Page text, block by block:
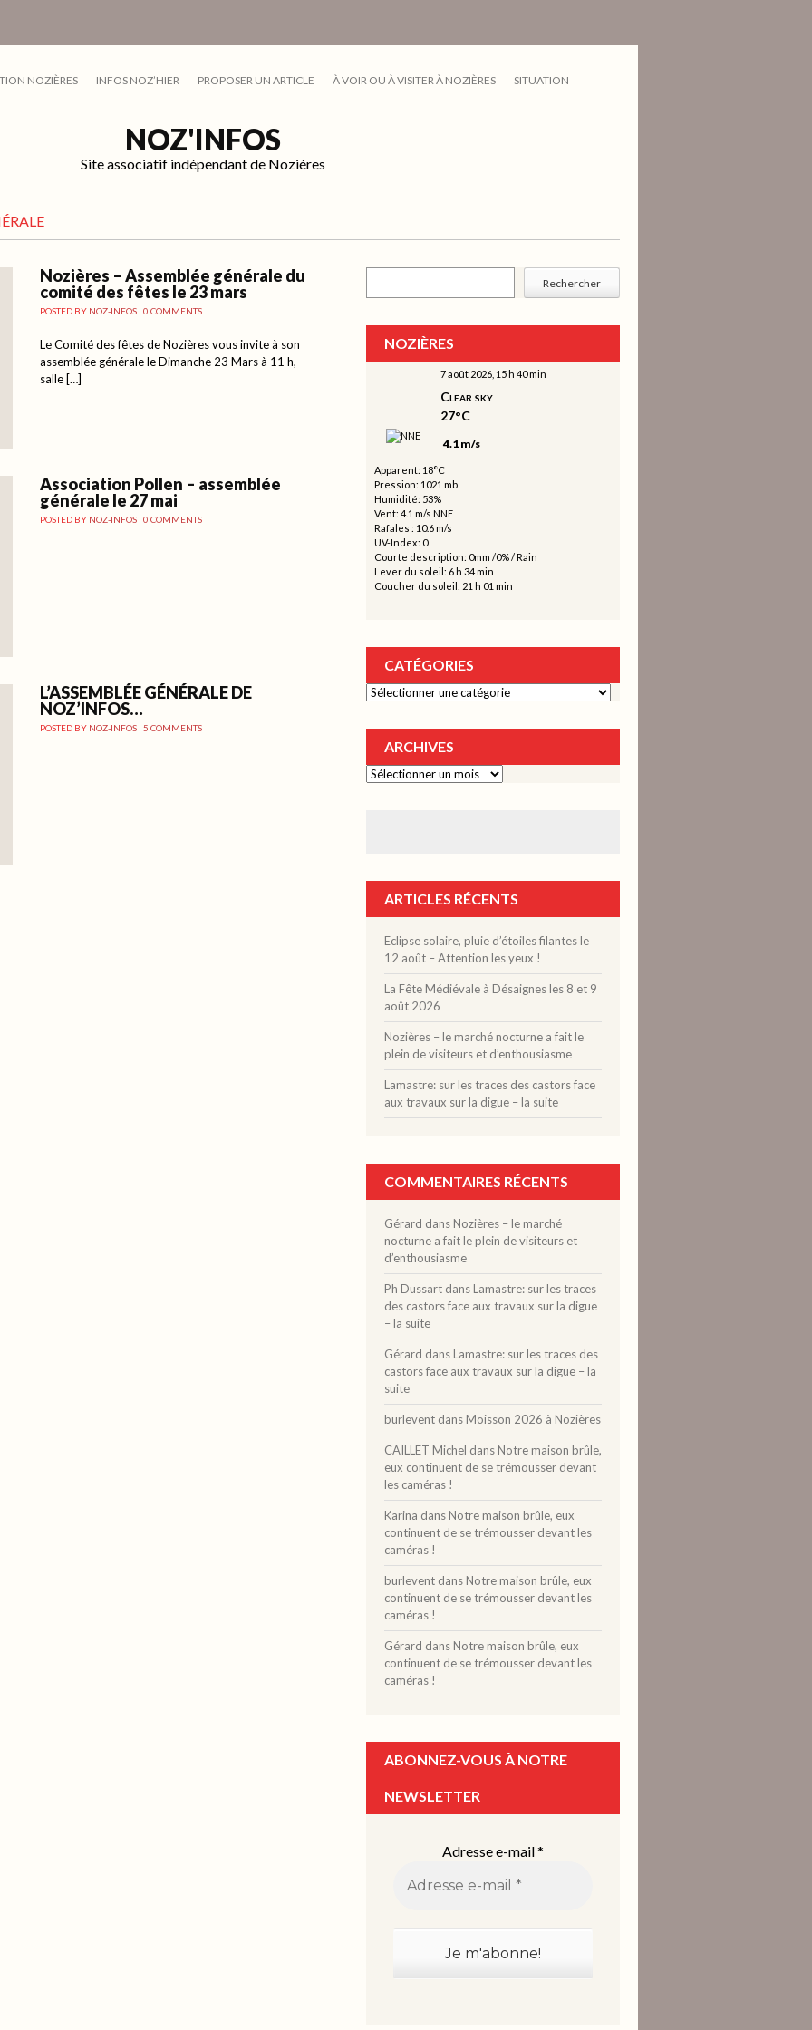
NOZIÈRES INFOS NOZ’HIER PROPOSER UN ARTICLE À VOIR OU À VISITER À NOZIÈRES SITUATION
NOZ'INFOS
Site associatif indépendant de Noziéres
Nozières – Assemblée générale du
comité des fêtes le 23 mars
POSTED BY NOZ-INFOS | 0 COMMENTS
Le Comité des fêtes de Nozières vous invite à son
assemblée générale le Dimanche 23 Mars à 11 h,
salle […]
Association Pollen – assemblée
générale le 27 mai
POSTED BY NOZ-INFOS | 0 COMMENTS
L’ASSEMBLÉE GÉNÉRALE DE
NOZ’INFOS…
POSTED BY NOZ-INFOS | 5 COMMENTS
Rechercher
NOZIÈRES
7 août 2026, 15 h 40 min
Clear sky
27°C
4.1 m/s
Apparent: 18°C
Pression: 1021 mb
Humidité: 53%
Vent: 4.1 m/s NNE
Rafales : 10.6 m/s
UV-Index: 0
Courte description: 0mm /0%/Rain
Lever du soleil: 6 h 34 min
Coucher du soleil: 21 h 01 min
CATÉGORIES
Catégories
ARCHIVES
Archives
ARTICLES RÉCENTS
Eclipse solaire, pluie d’étoiles filantes le
12 août – Attention les yeux !
La Fête Médiévale à Désaignes les 8 et 9
août 2026
Nozières – le marché nocturne a fait le
plein de visiteurs et d’enthousiasme
Lamastre: sur les traces des castors face
aux travaux sur la digue – la suite
COMMENTAIRES RÉCENTS
Gérard dansNozières – le marché
nocturne a fait le plein de visiteurs et
d’enthousiasme
Ph Dussart dansLamastre: sur les traces
des castors face aux travaux sur la digue
– la suite
Gérard dansLamastre: sur les traces des
castors face aux travaux sur la digue – la
suite
burlevent dansMoisson 2026 à Nozières
CAILLET Michel dansNotre maison brûle,
eux continuent de se trémousser devant
les caméras !
Karina dansNotre maison brûle, eux
continuent de se trémousser devant les
caméras !
burlevent dansNotre maison brûle, eux
continuent de se trémousser devant les
caméras !
Gérard dansNotre maison brûle, eux
continuent de se trémousser devant les
caméras !
ABONNEZ-VOUS À NOTRE
NEWSLETTER
Adresse e-mail*